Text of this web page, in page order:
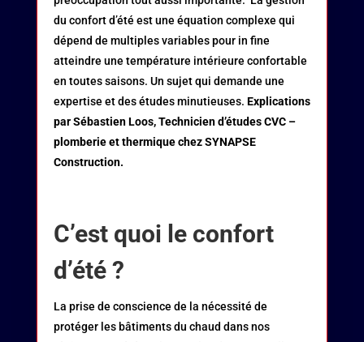
du confort d’été est une équation complexe qui
dépend de multiples variables pour in fine
atteindre une température intérieure confortable
en toutes saisons. Un sujet qui demande une
expertise et des études minutieuses. Explications
par Sébastien Loos, Technicien d’études CVC –
plomberie et thermique chez SYNAPSE
Construction.
C’est quoi le confort
d’été ?
La prise de conscience de la nécessité de
protéger les bâtiments du chaud dans nos